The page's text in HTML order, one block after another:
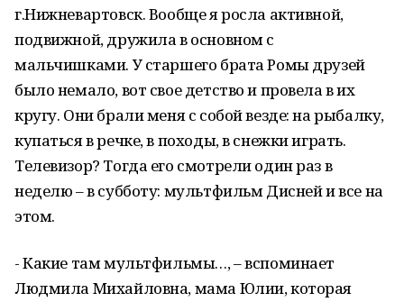
г.Нижневартовск. Вообще я росла активной,
подвижной, дружила в основном с
мальчишками. У старшего брата Ромы друзей
было немало, вот свое детство и провела в их
кругу. Они брали меня с собой везде: на рыбалку,
купаться в речке, в походы, в снежки играть.
Телевизор? Тогда его смотрели один раз в
неделю – в субботу: мультфильм Дисней и все на
этом.
- Какие там мультфильмы…, – вспоминает
Людмила Михайловна, мама Юлии, которая